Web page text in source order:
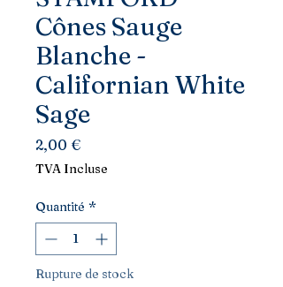
Cônes Sauge
Blanche -
Californian White
Sage
2,00 €Prix
TVA Incluse
Quantité *
Rupture de stock